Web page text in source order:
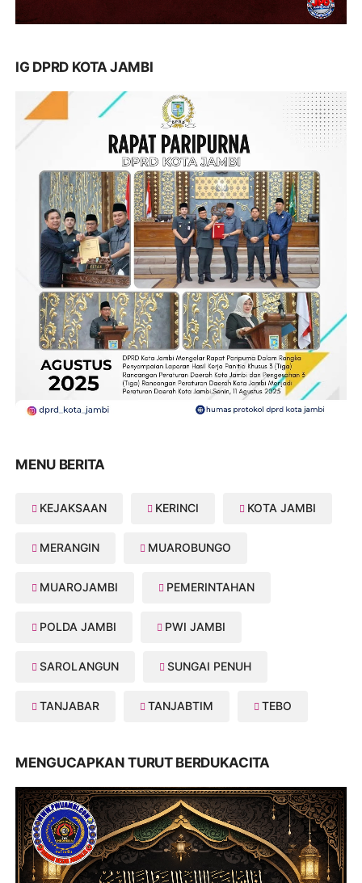
IG DPRD KOTA JAMBI
MENU BERITA
KEJAKSAAN KERINCI KOTA JAMBI
MERANGIN MUAROBUNGO
MUAROJAMBI PEMERINTAHAN
POLDA JAMBI PWI JAMBI
SAROLANGUN SUNGAI PENUH
TANJABAR TANJABTIM TEBO
MENGUCAPKAN TURUT BERDUKACITA